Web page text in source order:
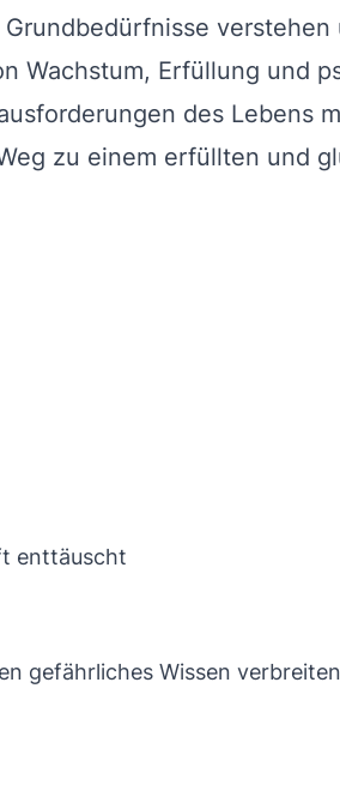
verstehen
Wachstum, Erfüllung und
des Lebens
zu einem erfüllten und
enttäuscht
gefährliches Wissen verbreiten